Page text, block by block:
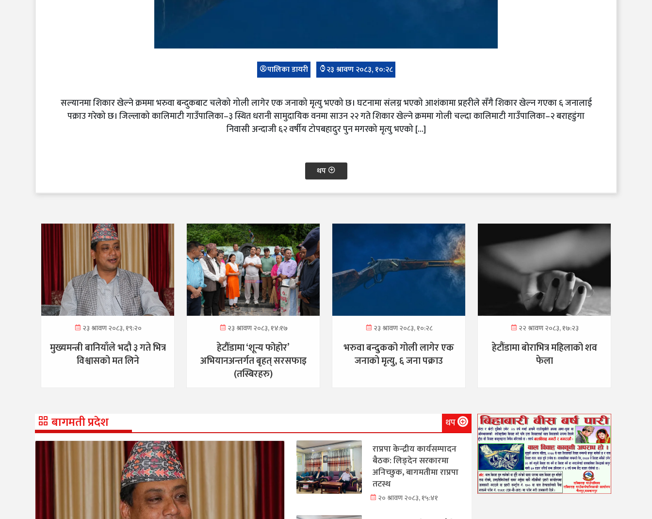
पालिका डायरी २३ श्रावण २०८३, १०:२८
सल्यानमा शिकार खेल्ने क्रममा भरुवा बन्दुकबाट चलेको गोली लागेर एक जनाको मृत्यु भएको छ। घटनामा संलग्न भएको आशंकामा प्रहरीले सँगै शिकार खेल्न गएका ६ जनालाई
पक्राउ गरेको छ। जिल्लाको कालिमाटी गाउँपालिका–३ स्थित धरानी सामुदायिक वनमा साउन २२ गते शिकार खेल्ने क्रममा गोली चल्दा कालिमाटी गाउँपालिका–२ बराहडुंगा
निवासी अन्दाजी ६२ वर्षीय टोपबहादुर पुन मगरको मृत्यु भएको […]
थप
२३ श्रावण २०८३, १९:२०
मुख्यमन्त्री बानियाँले भदौ ३ गते भित्र
विश्वासको मत लिने
२३ श्रावण २०८३, १४:१७
हेटौँडामा ‘शून्य फोहोर’
अभियानअन्तर्गत बृहत् सरसफाइ
(तस्बिरहरु)
२३ श्रावण २०८३, १०:२८
भरुवा बन्दुकको गोली लागेर एक
जनाको मृत्यु, ६ जना पक्राउ
२२ श्रावण २०८३, १७:२३
हेटौंडामा बोराभित्र महिलाको शव
फेला
बागमती प्रदेश थप
राप्रपा केन्द्रीय कार्यसम्पादन
बैठक: लिङ्देन सरकारमा
अनिच्छुक, बागमतीमा राप्रपा
तटस्थ
२० श्रावण २०८३, १५:४१